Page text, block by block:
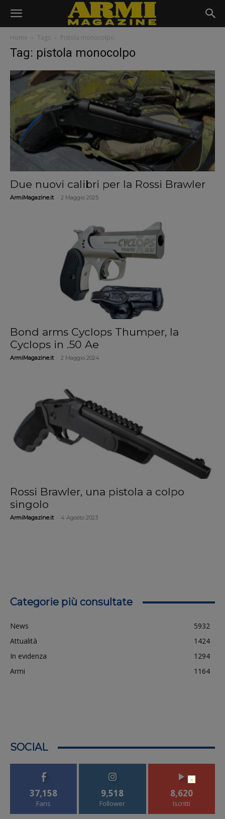
Home Tags Pistola monocolpo
Tag: pistola monocolpo
Due nuovi calibri per la Rossi Brawler
ArmiMagazine.it 2 Maggio 2025
Bond arms Cyclops Thumper, la
Cyclops in .50 Ae
ArmiMagazine.it 2 Maggio 2024
Rossi Brawler, una pistola a colpo
singolo
ArmiMagazine.it 4 Agosto 2023
Categorie più consultate
News
5932
Attualità
1424
In evidenza
1294
Armi
1164
SOCIAL
37,158
Fans
9,518
Follower
8,620
Iscritti
×